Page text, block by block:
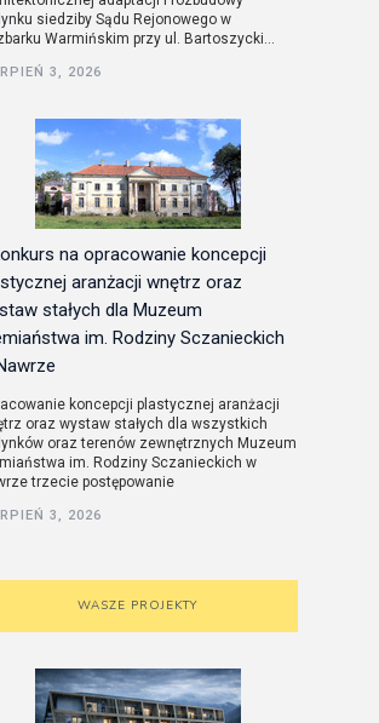
siedziby Sądu Rejonowego w
Warmińskim przy ul. Bartoszycki...
3, 2026
na opracowanie koncepcji
aranżacji wnętrz oraz
stałych dla Muzeum
im. Rodziny Sczanieckich
koncepcji plastycznej aranżacji
oraz wystaw stałych dla wszystkich
oraz terenów zewnętrznych Muzeum
im. Rodziny Sczanieckich w
trzecie postępowanie
3, 2026
WASZE PROJEKTY